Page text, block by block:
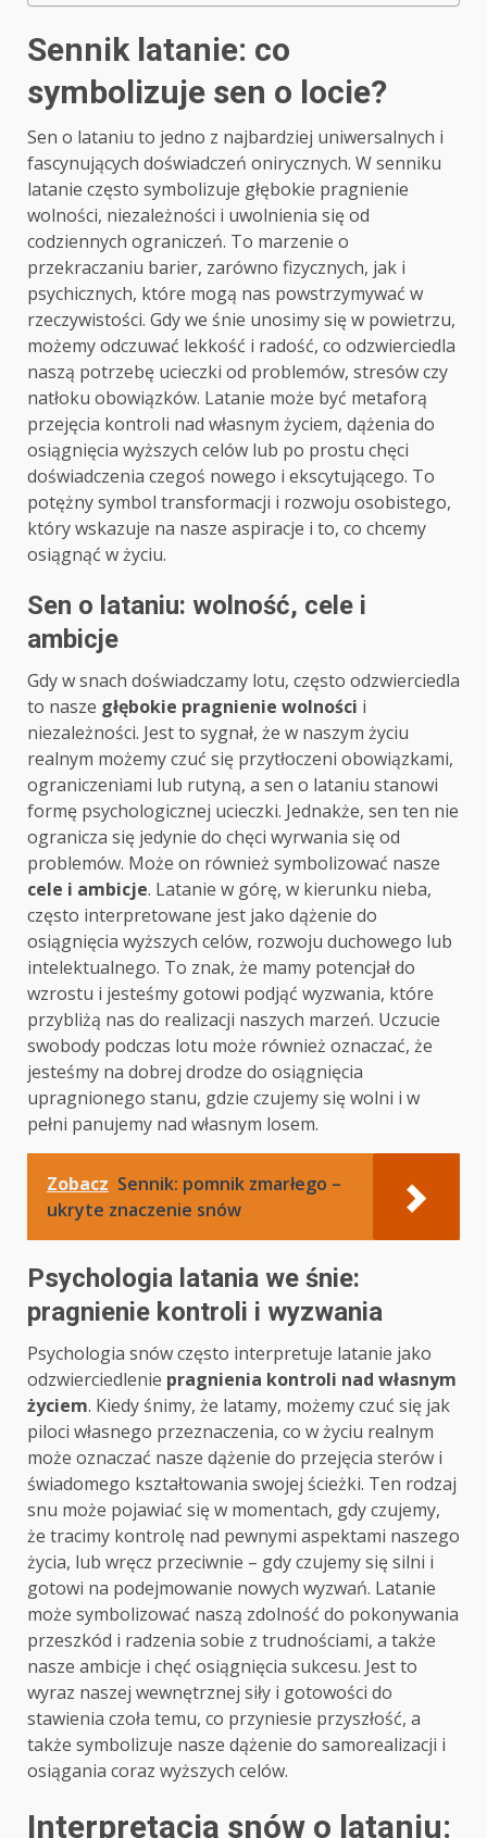
Sennik latanie: co
symbolizuje sen o locie?
Sen o lataniu to jedno z najbardziej uniwersalnych i
fascynujących doświadczeń onirycznych. W senniku
latanie często symbolizuje głębokie pragnienie
wolności, niezależności i uwolnienia się od
codziennych ograniczeń. To marzenie o
przekraczaniu barier, zarówno fizycznych, jak i
psychicznych, które mogą nas powstrzymywać w
rzeczywistości. Gdy we śnie unosimy się w powietrzu,
możemy odczuwać lekkość i radość, co odzwierciedla
naszą potrzebę ucieczki od problemów, stresów czy
natłoku obowiązków. Latanie może być metaforą
przejęcia kontroli nad własnym życiem, dążenia do
osiągnięcia wyższych celów lub po prostu chęci
doświadczenia czegoś nowego i ekscytującego. To
potężny symbol transformacji i rozwoju osobistego,
który wskazuje na nasze aspiracje i to, co chcemy
osiągnąć w życiu.
Sen o lataniu: wolność, cele i
ambicje
Gdy w snach doświadczamy lotu, często odzwierciedla
to nasze głębokie pragnienie wolności i
niezależności. Jest to sygnał, że w naszym życiu
realnym możemy czuć się przytłoczeni obowiązkami,
ograniczeniami lub rutyną, a sen o lataniu stanowi
formę psychologicznej ucieczki. Jednakże, sen ten nie
ogranicza się jedynie do chęci wyrwania się od
problemów. Może on również symbolizować nasze
cele i ambicje. Latanie w górę, w kierunku nieba,
często interpretowane jest jako dążenie do
osiągnięcia wyższych celów, rozwoju duchowego lub
intelektualnego. To znak, że mamy potencjał do
wzrostu i jesteśmy gotowi podjąć wyzwania, które
przybliżą nas do realizacji naszych marzeń. Uczucie
swobody podczas lotu może również oznaczać, że
jesteśmy na dobrej drodze do osiągnięcia
upragnionego stanu, gdzie czujemy się wolni i w
pełni panujemy nad własnym losem.
Zobacz Sennik: pomnik zmarłego –
ukryte znaczenie snów
Psychologia latania we śnie:
pragnienie kontroli i wyzwania
Psychologia snów często interpretuje latanie jako
odzwierciedlenie pragnienia kontroli nad własnym
życiem. Kiedy śnimy, że latamy, możemy czuć się jak
piloci własnego przeznaczenia, co w życiu realnym
może oznaczać nasze dążenie do przejęcia sterów i
świadomego kształtowania swojej ścieżki. Ten rodzaj
snu może pojawiać się w momentach, gdy czujemy,
że tracimy kontrolę nad pewnymi aspektami naszego
życia, lub wręcz przeciwnie – gdy czujemy się silni i
gotowi na podejmowanie nowych wyzwań. Latanie
może symbolizować naszą zdolność do pokonywania
przeszkód i radzenia sobie z trudnościami, a także
nasze ambicje i chęć osiągnięcia sukcesu. Jest to
wyraz naszej wewnętrznej siły i gotowości do
stawienia czoła temu, co przyniesie przyszłość, a
także symbolizuje nasze dążenie do samorealizacji i
osiągania coraz wyższych celów.
Interpretacja snów o lataniu: